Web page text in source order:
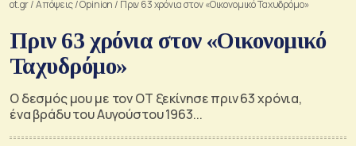
ot.gr/Απόψεις/Opinion / Πριν 63 χρόνια στον «Οικονομικό Ταχυδρόμο»
Πριν 63 χρόνια στον «Οικονομικό
Ταχυδρόμο»
Ο δεσμός μου με τον ΟΤ ξεκίνησε πριν 63 χρόνια,
ένα βράδυ του Αυγούστου 1963...